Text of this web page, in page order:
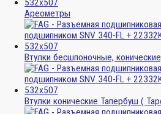
Ареометры
Втулки бесшпоночные,
Втулки конические Тапербуш (